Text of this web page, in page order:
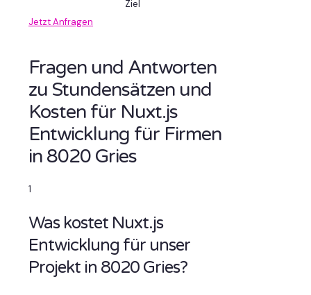
Ziel
Jetzt Anfragen
Fragen und Antworten
zu Stundensätzen und
Kosten für Nuxt.js
Entwicklung für Firmen
in 8020 Gries
1
Was kostet Nuxt.js
Entwicklung für unser
Projekt in 8020 Gries?